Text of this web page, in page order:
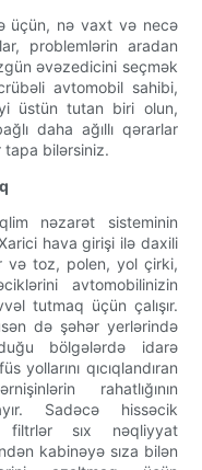
üçün, nə vaxt və necə
problemlərin aradan
əvəzedicini seçmək
avtomobil sahibi,
üstün tutan biri olun,
daha ağıllı qərarlar
tapa bilərsiniz.
nəzarət sisteminin
hava girişi ilə daxili
və toz, polen, yol çirki,
avtomobilinizin
tutmaq üçün çalışır.
də şəhər yerlərində
bölgələrdə idarə
yollarını qıcıqlandıran
rahatlığının
Sadəcə hissəcik
sıx nəqliyyat
kabinəyə sıza bilən